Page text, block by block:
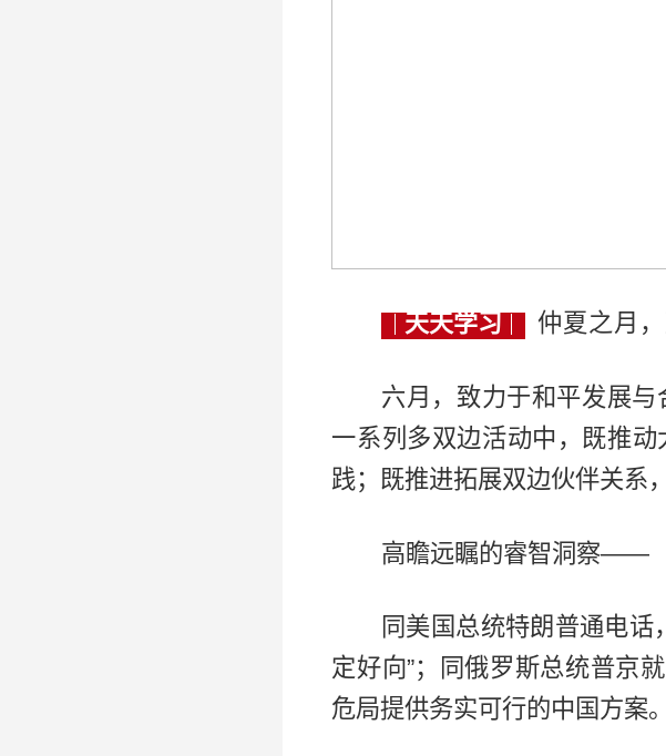
天天学习 仲夏之月，
六月，致力于和平发展
一系列多双边活动中，既推
践；既推进拓展双边伙伴关系
高瞻远瞩的睿智洞察——
同美国总统特朗普通电话
定好向”；同俄罗斯总统普京
危局提供务实可行的中国方案。